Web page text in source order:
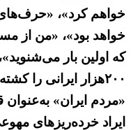
خواهم کرد»، «حرف‌های
خواهد بود»، «من از
که اولین بار
۲۰۰هزار ایرانی
«مردم ایران» به‌عنوان
ایراد خرده‌ریزهای